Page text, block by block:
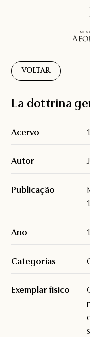
VOLTAR
La dottrina
Acervo
Autor
Publicação
Ano
Categorias
Exemplar físico